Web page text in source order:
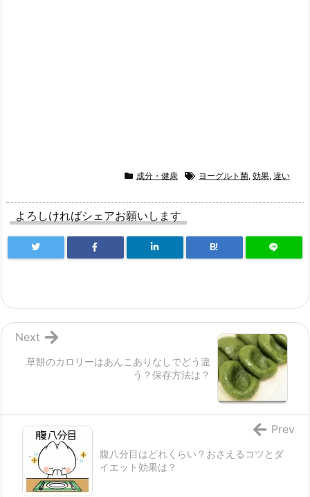
成分・健康 ヨーグルト菌, 効果, 違い
よろしければシェアお願いします
B!
草餅のカロリーはあんこありなしでどう違
う？保存方法は？
Next
腹八分目はどれくらい？おさえるコツとダ
イエット効果は？
Prev